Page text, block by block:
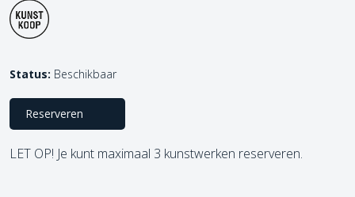
Status: Beschikbaar
Reserveren
LET OP! Je kunt maximaal 3 kunstwerken reserveren.